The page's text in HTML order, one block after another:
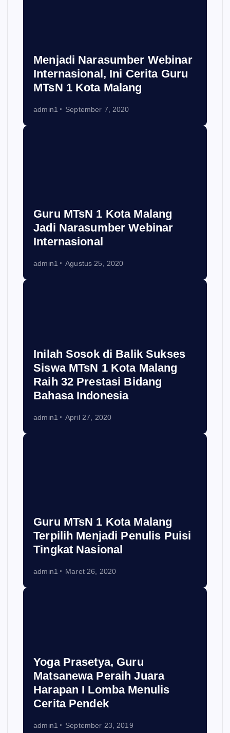
Menjadi Narasumber Webinar
Internasional, Ini Cerita Guru
MTsN 1 Kota Malang
admin1 September 7, 2020
Guru MTsN 1 Kota Malang
Jadi Narasumber Webinar
Internasional
admin1 Agustus 25, 2020
Inilah Sosok di Balik Sukses
Siswa MTsN 1 Kota Malang
Raih 32 Prestasi Bidang
Bahasa Indonesia
admin1 April 27, 2020
Guru MTsN 1 Kota Malang
Terpilih Menjadi Penulis Puisi
Tingkat Nasional
admin1 Maret 26, 2020
Yoga Prasetya, Guru
Matsanewa Peraih Juara
Harapan I Lomba Menulis
Cerita Pendek
admin1 September 23, 2019